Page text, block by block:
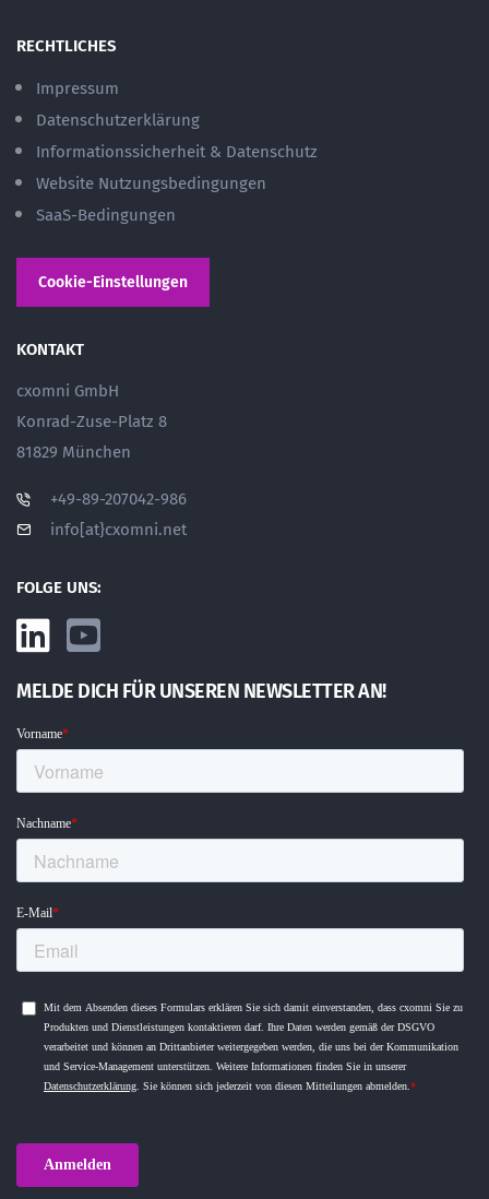
RECHTLICHES
Impressum
Datenschutzerklärung
Informationssicherheit & Datenschutz
Website Nutzungsbedingungen
SaaS-Bedingungen
Cookie-Einstellungen
KONTAKT
cxomni GmbH
Konrad-Zuse-Platz 8
81829 München
+49-89-207042-986
info[at}cxomni.net
FOLGE UNS:
MELDE DICH FÜR UNSEREN NEWSLETTER AN!